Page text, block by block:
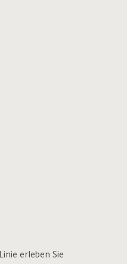
Linie erleben Sie